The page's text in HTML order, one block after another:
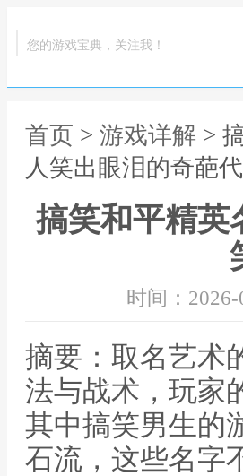
您的游戏宝典，关注我！
首页 > 游戏详解 >
人笑出眼泪的奇葩
搞笑和平精英
时间：2026-
摘要：取名艺术
法与战术，玩家
其中搞笑男生的
石流，这些名字